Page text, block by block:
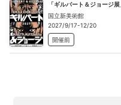
「ギルバート＆ジョージ展
国立新美術館
2027/9/17-12/20
開催前